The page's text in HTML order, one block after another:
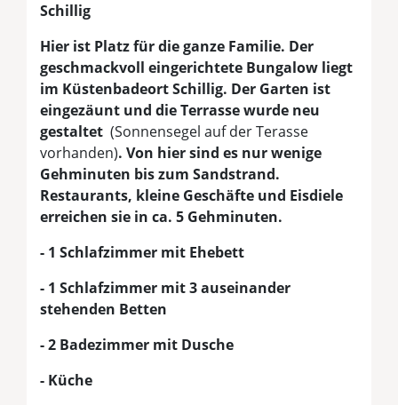
Schillig
Hier ist Platz für die ganze Familie. Der
geschmackvoll eingerichtete Bungalow liegt
im Küstenbadeort Schillig. Der Garten ist
eingezäunt und die Terrasse wurde neu
gestaltet (Sonnensegel auf der Terasse
vorhanden). Von hier sind es nur wenige
Gehminuten bis zum Sandstrand.
Restaurants, kleine Geschäfte und Eisdiele
erreichen sie in ca. 5 Gehminuten.
- 1 Schlafzimmer mit Ehebett
- 1 Schlafzimmer mit 3 auseinander
stehenden Betten
- 2 Badezimmer mit Dusche
- Küche